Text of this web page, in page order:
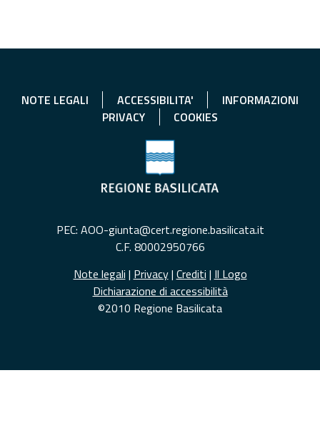
NOTE LEGALI ACCESSIBILITA'
INFORMAZIONI
PRIVACY
COOKIES
PEC: AOO-giunta@cert.regione.basilicata.it
C.F. 80002950766
Note legali | Privacy| Crediti | Il Logo
Dichiarazione di accessibilità
©2010 Regione Basilicata